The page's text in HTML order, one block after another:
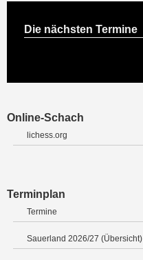
Die nächsten Termine
Online-Schach
lichess.org
Terminplan
Termine
Sauerland 2026/27 (Übersicht)